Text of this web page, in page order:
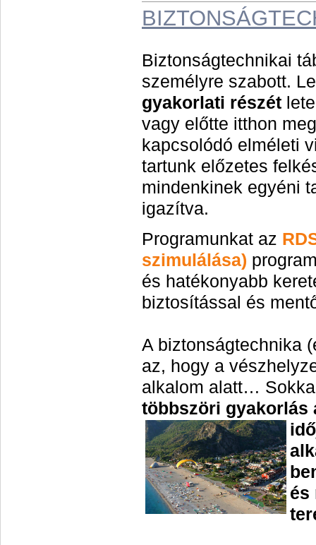
Biztonságtechnikai
személyre szabott.
gyakorlati részét
vagy előtte itthon
kapcsolódó elméleti
tartunk előzetes
mindenkinek egyéni
igazítva.
Programunkat az
szimulálása)
és hatékonyabb
biztosítással és
A biztonságtechnika
az, hogy a
alkalom alatt…
többszöri gyakorlás
idő
és